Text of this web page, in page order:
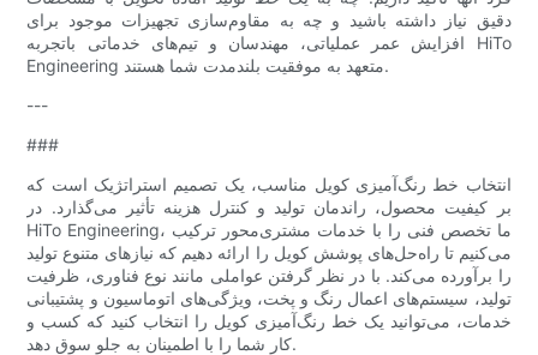
دقیق نیاز داشته باشید و چه به مقاوم‌سازی تجهیزات موجود برای
افزایش عمر عملیاتی، مهندسان و تیم‌های خدماتی باتجربه HiTo
Engineering متعهد به موفقیت بلندمدت شما هستند.
---
###
انتخاب خط رنگ‌آمیزی کویل مناسب، یک تصمیم استراتژیک است که
بر کیفیت محصول، راندمان تولید و کنترل هزینه تأثیر می‌گذارد. در
HiTo Engineering، ما تخصص فنی را با خدمات مشتری‌محور ترکیب
می‌کنیم تا راه‌حل‌های پوشش کویل را ارائه دهیم که نیازهای متنوع تولید
را برآورده می‌کند. با در نظر گرفتن عواملی مانند نوع فناوری، ظرفیت
تولید، سیستم‌های اعمال رنگ و پخت، ویژگی‌های اتوماسیون و پشتیبانی
خدمات، می‌توانید یک خط رنگ‌آمیزی کویل را انتخاب کنید که کسب و
کار شما را با اطمینان به جلو سوق دهد.